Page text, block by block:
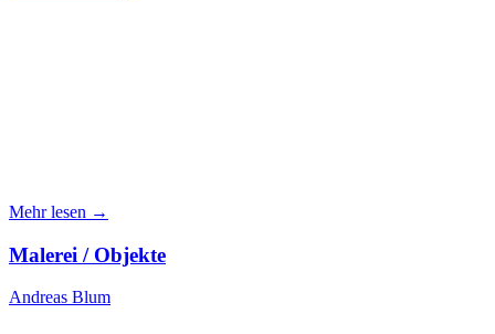
Mehr lesen →
Malerei / Objekte
Andreas Blum